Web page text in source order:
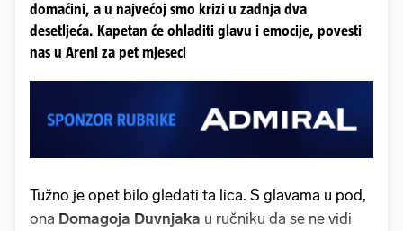
domaćini, a u najvećoj smo krizi u zadnja dva
desetljeća. Kapetan će ohladiti glavu i emocije, povesti
nas u Areni za pet mjeseci
Tužno je opet bilo gledati ta lica. S glavama u pod,
ona Domagoja Duvnjaka u ručniku da se ne vidi